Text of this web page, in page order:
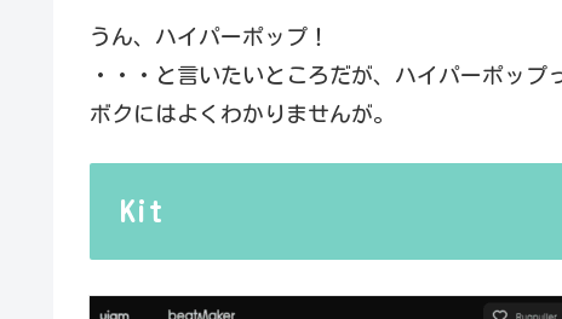
うん、ハイパーポップ！
・・・と言いたいところだが、ハイパーポップ
ボクにはよくわかりませんが。
Kit